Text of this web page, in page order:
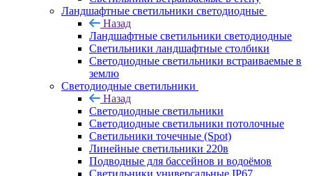
Ландшафтные светильники светодиодные
Назад
Ландшафтные светильники светодиодные
Светильники ландшафтные столбики
Светодиодные светильники встраиваемые в
землю
Светодиодные светильники
Назад
Светодиодные светильники
Светодиодные светильники потолочные
Светильники точечные (Spot)
Линейные светильники 220в
Подводные для бассейнов и водоёмов
Светильники универсальные IP67